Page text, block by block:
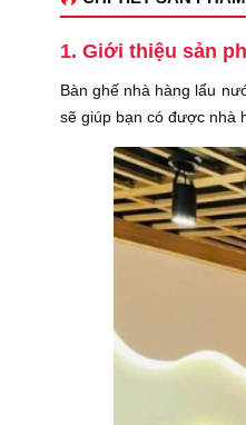
1. Giới thiệu sản
Bàn ghế nhà hàng lẩu
sẽ giúp bạn có được nhà